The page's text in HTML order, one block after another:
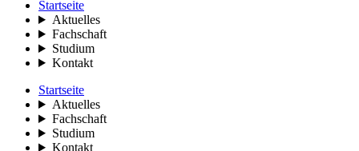
Startseite
Aktuelles
Fachschaft
Studium
Kontakt
Startseite
Aktuelles
Fachschaft
Studium
Kontakt